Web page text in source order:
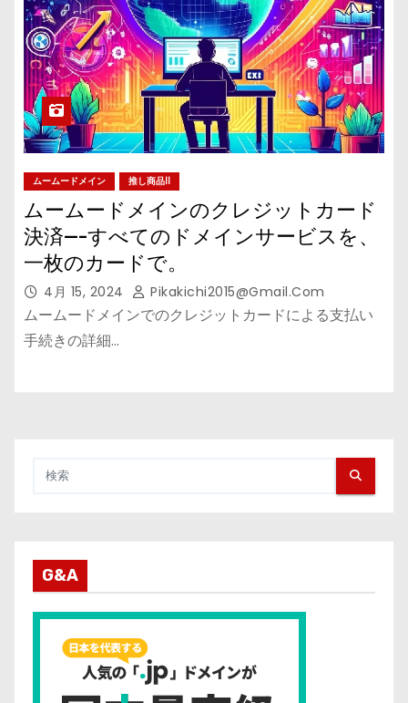
ムームードメイン 推し商品II
ムームードメインのクレジットカード
決済—-すべてのドメインサービスを、
一枚のカードで。
4月 15, 2024 Pikakichi2015@gmail.com
ムームードメインでのクレジットカードによる支払い
手続きの詳細…
G&A